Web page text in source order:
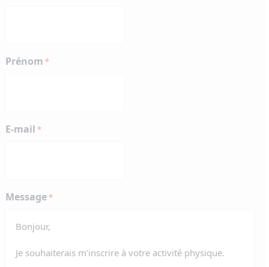
Prénom *
E-mail *
Message*